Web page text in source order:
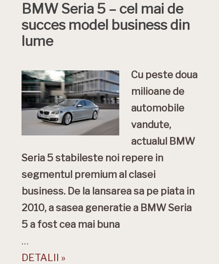
BMW Seria 5 – cel mai de
succes model business din
lume
Cu peste doua
milioane de
automobile
vandute,
actualul BMW
Seria 5 stabileste noi repere in
segmentul premium al clasei
business. De la lansarea sa pe piata in
2010, a sasea generatie a BMW Seria
5 a fost cea mai buna
…
DETALII »